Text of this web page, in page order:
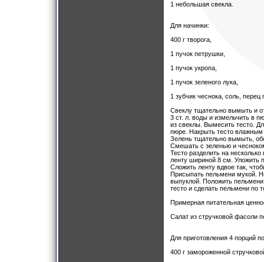
1 небольшая свекла.
Для начинки:
400 г творога,
1 пучок петрушки,
1 пучок укропа,
1 пучок зеленого лука,
1 зубчик чеснока, соль, перец
Свеклу тщательно вымыть и
3 ст. л. воды и измельчить в
из свеклы. Вымесить тесто.
пюре. Накрыть тесто влажным
Зелень тщательно вымыть,
Смешать с зеленью и
Тесто разделить на
ленту шириной 8 см. Уложить
Сложить ленту вдвое так,
Присыпать пельмени мукой.
выпуклой. Положить
тесто и сделать пельмени по
Примерная питательная
Салат из стручковой фасоли
Для приготовления 4 порций
400 г замороженной